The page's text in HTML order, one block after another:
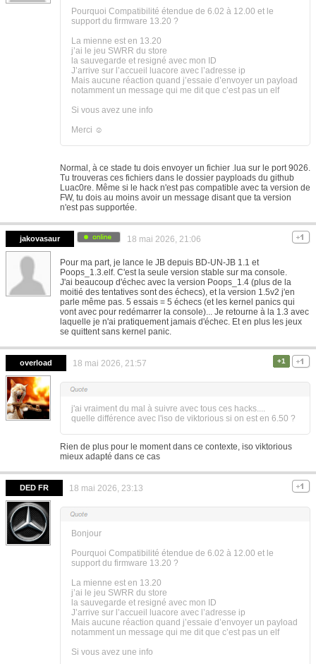
Pourquoi Compatibilité étendue de 6.02 à 12.00 et le
support du firmware 13.20 ?
La mienne est en 13.20
j’ai le jeu SWRR du store
la sauvegarde et resigné avec mon ID
J’arrive sur l’accueil luacore avec l’adresse ip
Mais aucune réaction quand j’essaie d’envoyer un payload
notamment un message qui me dit que c’est pas un elf
Si vous avez une info
Merci ☺️
Normal, à ce stade tu dois envoyer un fichier .lua sur le port 9026.
Tu trouveras ces fichiers dans le dossier payploads du github
Luac0re. Même si le hack n'est pas compatible avec ta version de
FW, tu dois au moins avoir un message disant que ta version
n'est pas supportée.
jakovasaur 18 mai 2026, 21:06
Pour ma part, je lance le JB depuis BD-UN-JB 1.1 et
Poops_1.3.elf. C'est la seule version stable sur ma console.
J'ai beaucoup d'échec avec la version Poops_1.4 (plus de la
moitié des tentatives sont des échecs), et la version 1.5v2 j'en
parle même pas. 5 essais = 5 échecs (et les kernel panics qui
vont avec pour redémarrer la console)... Je retourne à la 1.3 avec
laquelle je n'ai pratiquement jamais d'échec. Et en plus les jeux
se quittent sans kernel panic.
overload 18 mai 2026, 21:57 +1
j'ai vraiment du mal à suivre avec tous ces hacks....
quelle différence avec l'iso de viktorious si on est en 6.50 ?
Rien de plus pour le moment dans ce contexte, iso viktorious
mieux adapté dans ce cas
DED FR 18 mai 2026, 23:13
Bonjour
Pourquoi Compatibilité étendue de 6.02 à 12.00 et le
support du firmware 13.20 ?
La mienne est en 13.20
j’ai le jeu SWRR du store
la sauvegarde et resigné avec mon ID
J’arrive sur l’accueil luacore avec l’adresse ip
Mais aucune réaction quand j’essaie d’envoyer un payload
notamment un message qui me dit que c’est pas un elf
Si vous avez une info